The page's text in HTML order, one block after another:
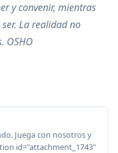
y convenir, mientras
La realidad no
OSHO
Juega con nosotros y
id="attachment_1743"